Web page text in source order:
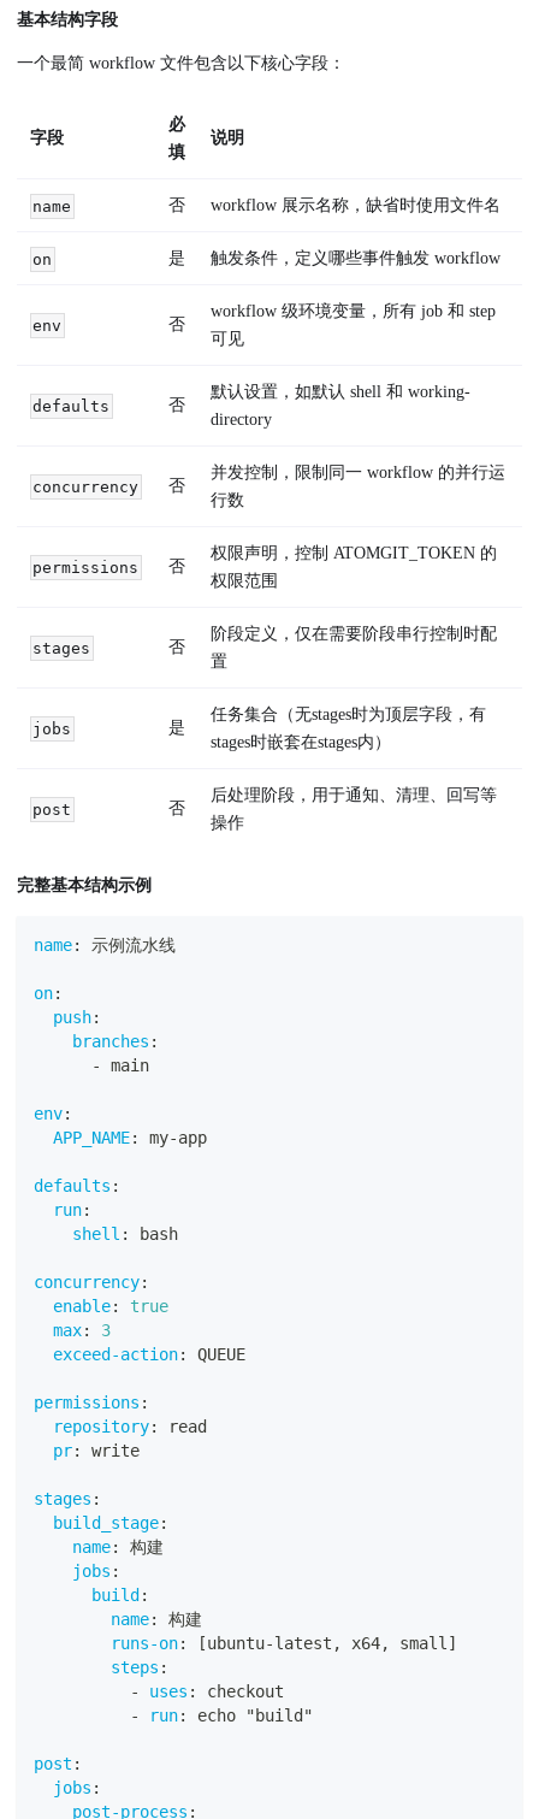
基本结构字段
一个最简 workflow 文件包含以下核心字段：
字段
必
填
说明
name 否 workflow 展示名称，缺省时使用文件名
on 是 触发条件，定义哪些事件触发 workflow
env 否
workflow 级环境变量，所有 job 和 step
可见
defaults 否
默认设置，如默认 shell 和 working-
directory
concurrency 否
并发控制，限制同一 workflow 的并行运
行数
permissions 否
权限声明，控制 ATOMGIT_TOKEN 的
权限范围
stages 否
阶段定义，仅在需要阶段串行控制时配
置
jobs 是
任务集合（无stages时为顶层字段，有
stages时嵌套在stages内）
post 否
后处理阶段，用于通知、清理、回写等
操作
完整基本结构示例
name: 示例流水线
on:
push:
branches :
-
main
env:
APP_NAME: my-app
defaults :
run:
shell : bash
concurrency:
enable:
true
max:
3
exceed-action: QUEUE
permissions :
repository:
read
pr: write
stages :
build_stage:
name:
构建
jobs :
build :
name:
构建
runs-on: [ubuntu-latest , x64, small ]
steps :
-
uses :
checkout
-
run: echo "build"
post :
jobs :
post-process :